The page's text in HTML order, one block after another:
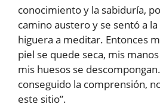
conocimiento y la sabiduría,
camino austero y se sentó a
higuera a meditar. Entonces
piel se quede seca, mis
mis huesos se
conseguido la comprensión,
este sitio”.